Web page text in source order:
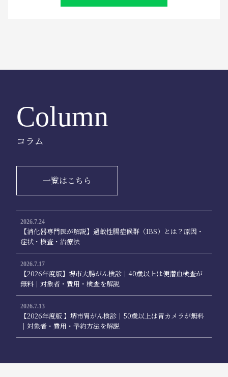
Column
コラム
一覧はこちら
2026.7.24
【消化器専門医が解説】過敏性腸症候群（IBS）とは？原因・
症状・検査・治療法
2026.7.17
【2026年度版】堺市大腸がん検診｜40歳以上は便潜血検査が
無料｜対象者・費用・検査を解説
2026.7.13
【2026年度版 】堺市胃がん検診｜50歳以上は胃カメラが無料
｜対象者・費用・予約方法を解説